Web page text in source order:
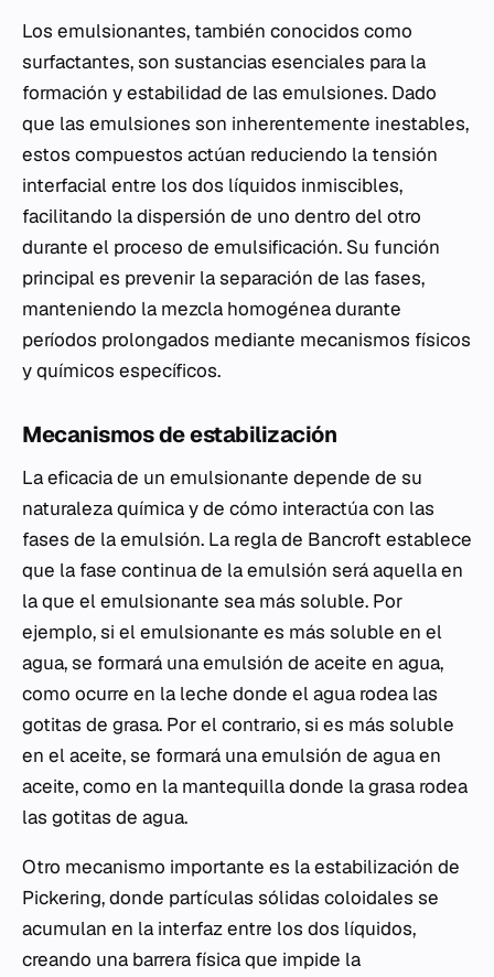
Los emulsionantes, también conocidos como
surfactantes, son sustancias esenciales para la
formación y estabilidad de las emulsiones. Dado
que las emulsiones son inherentemente inestables,
estos compuestos actúan reduciendo la tensión
interfacial entre los dos líquidos inmiscibles,
facilitando la dispersión de uno dentro del otro
durante el proceso de emulsificación. Su función
principal es prevenir la separación de las fases,
manteniendo la mezcla homogénea durante
períodos prolongados mediante mecanismos físicos
y químicos específicos.
Mecanismos de estabilización
La eficacia de un emulsionante depende de su
naturaleza química y de cómo interactúa con las
fases de la emulsión. La regla de Bancroft establece
que la fase continua de la emulsión será aquella en
la que el emulsionante sea más soluble. Por
ejemplo, si el emulsionante es más soluble en el
agua, se formará una emulsión de aceite en agua,
como ocurre en la leche donde el agua rodea las
gotitas de grasa. Por el contrario, si es más soluble
en el aceite, se formará una emulsión de agua en
aceite, como en la mantequilla donde la grasa rodea
las gotitas de agua.
Otro mecanismo importante es la estabilización de
Pickering, donde partículas sólidas coloidales se
acumulan en la interfaz entre los dos líquidos,
creando una barrera física que impide la